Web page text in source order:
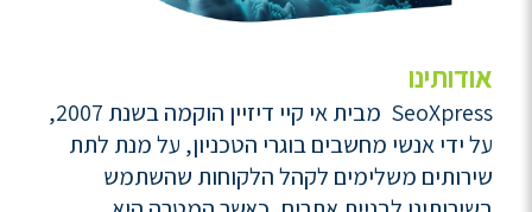
אודותינו
SeoXpress מבית אי קיי דיזיין הוקמה בשנת 2007,
על ידי אנשי מחשבים בוגרי הטכניון, על מנת לתת
שירותים משלימים לקהל הלקוחות שהשתמש